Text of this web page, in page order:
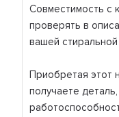
Совместимость с
проверять в
вашей
Приобретая этот
получаете